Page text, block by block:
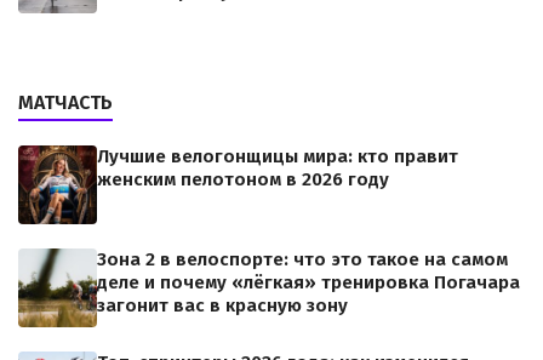
МАТЧАСТЬ
Лучшие велогонщицы мира: кто правит
женским пелотоном в 2026 году
Зона 2 в велоспорте: что это такое на самом
деле и почему «лёгкая» тренировка Погачара
загонит вас в красную зону